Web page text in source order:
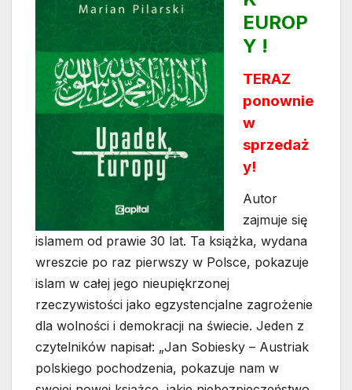
EUROP
Y !
TERAZ
ponownie
w
sprzedaż
y!
Autor
zajmuje się
islamem od prawie 30 lat. Ta książka, wydana
wreszcie po raz pierwszy w Polsce, pokazuje
islam w całej jego nieupiękrzonej
rzeczywistości jako egzystencjalne zagrożenie
dla wolności i demokracji na świecie. Jeden z
czytelników napisał: „Jan Sobiesky – Austriak
polskiego pochodzenia, pokazuje nam w